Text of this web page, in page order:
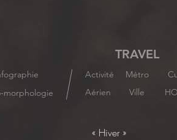
TRAVEL
Activité Métro
morphologie Aérien Ville
« Hiver »